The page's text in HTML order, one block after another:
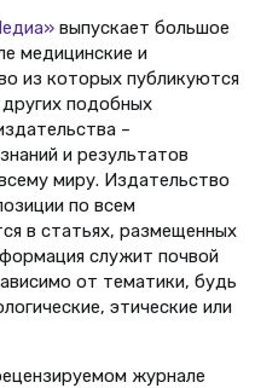
выпускает большое
медицинские и
из которых публикуются
подобных
–
и результатов
миру. Издательство
по всем
в статьях, размещенных
служит почвой
от тематики, будь
этические или
журнале